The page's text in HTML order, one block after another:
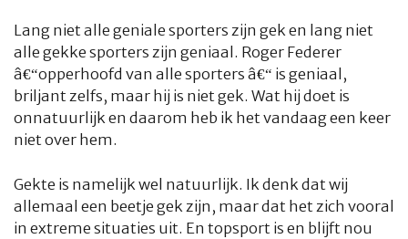
Lang niet alle geniale sporters zijn gek en lang niet
alle gekke sporters zijn geniaal. Roger Federer
â€“opperhoofd van alle sporters â€“ is geniaal,
briljant zelfs, maar hij is niet gek. Wat hij doet is
onnatuurlijk en daarom heb ik het vandaag een keer
niet over hem.
Gekte is namelijkwel natuurlijk. Ik denk dat wij
allemaal een beetje gek zijn, maar dat het zich vooral
in extreme situaties uit. En topsport is en blijft nou